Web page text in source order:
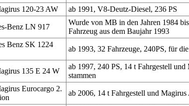
120-23 AW ab 1991, V8-Deutz-Diesel, 236 PS
Benz LN 917
Wurde von MB in den Jahren 1984
Fahrzeug aus dem Baujahr 1993
Benz SK 1224
ab 1993, 32 Fahrzeuge, 240PS, für
135 E 24 W
ab 1997, 240 PS, 14 t Fahrgestell
stammen
Eurocargo 2.
ab 2006, 14 t Fahrgestell und Magirus